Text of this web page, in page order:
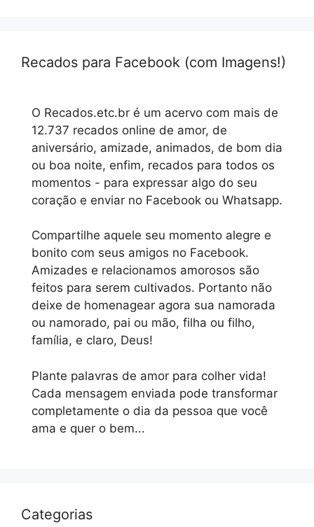
Recados para Facebook (com Imagens!)
O Recados.etc.br é um acervo com mais de
12.737 recados online de amor, de
aniversário, amizade, animados, de bom dia
ou boa noite, enfim, recados para todos os
momentos - para expressar algo do seu
coração e enviar no Facebook ou Whatsapp.
Compartilhe aquele seu momento alegre e
bonito com seus amigos no Facebook.
Amizades e relacionamos amorosos são
feitos para serem cultivados. Portanto não
deixe de homenagear agora sua namorada
ou namorado, pai ou mão, filha ou filho,
família, e claro, Deus!
Plante palavras de amor para colher vida!
Cada mensagem enviada pode transformar
completamente o dia da pessoa que você
ama e quer o bem...
Categorias